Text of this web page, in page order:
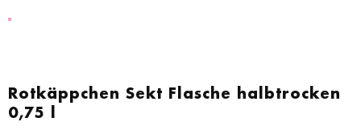
Rotkäppchen Sekt Flasche halbtrocken
0,75 l
Anfang
der